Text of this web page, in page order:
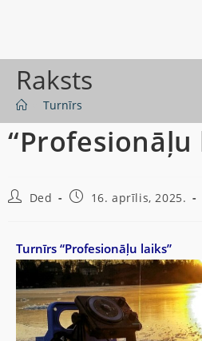
Raksts
Turnīrs
“Profesionāļu
Ded 16. aprīlis, 2025.
Turnīrs “Profesionāļu laiks”